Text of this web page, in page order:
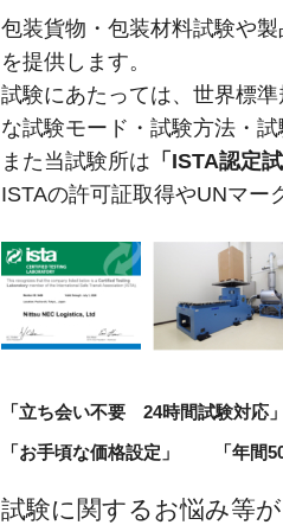
包装貨物・包装材料試験や
を提供します。
試験にあたっては、世界標
な試験モード・試験方法・
また当試験所は 「ISTA認定
ISTAの許可証取得やUNマー
「立ち会い不要 24時間試験対応
「お手頃な価格設定」
「年間
試験に関するお悩み等